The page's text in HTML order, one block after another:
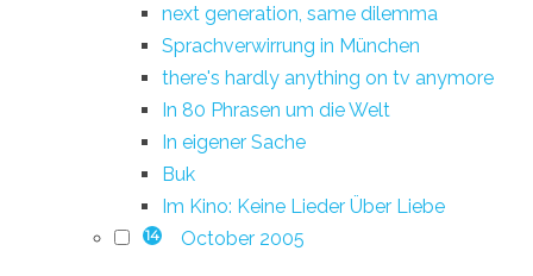
next generation, same dilemma
Sprachverwirrung in München
there's hardly anything on tv anymore
In 80 Phrasen um die Welt
In eigener Sache
Buk
Im Kino: Keine Lieder Über Liebe
14 October 2005